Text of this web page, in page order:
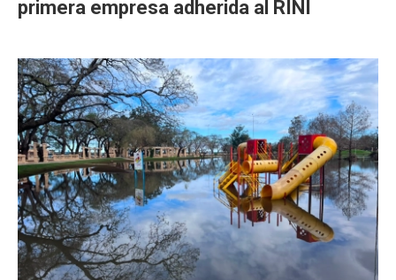
primera empresa adherida al RINI